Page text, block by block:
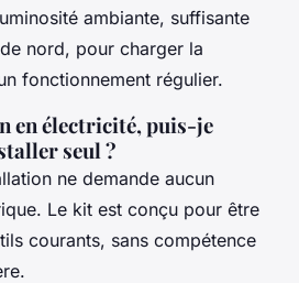
ambiante, suffisante
nord, pour charger la
fonctionnement régulier.
en électricité, puis-je
seul ?
ne demande aucun
Le kit est conçu pour être
courants, sans compétence